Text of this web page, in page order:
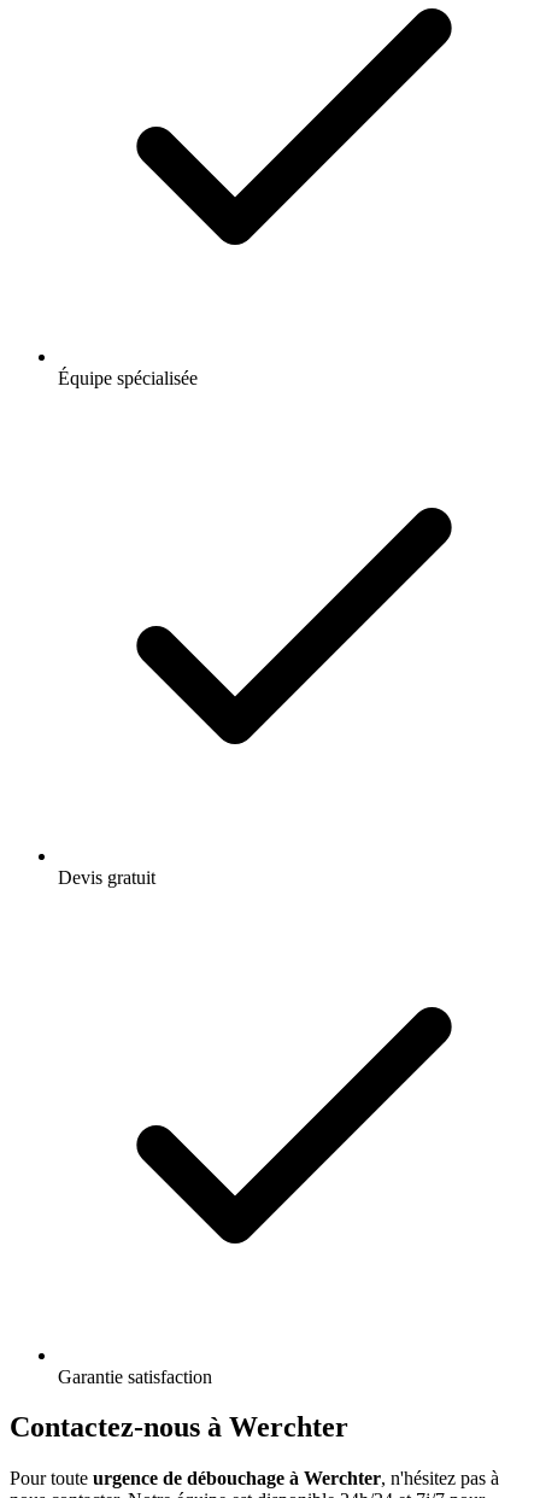
Équipe spécialisée
Devis gratuit
Garantie satisfaction
Contactez-nous à Werchter
Pour toute urgence de débouchage à Werchter, n'hésitez pas à